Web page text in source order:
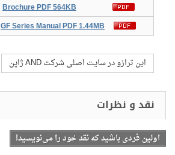
Brochure PDF 564KB
GF Series Manual PDF 1.44MB
این ترازو در سایت اصلی شرکت AND ژاپن
اولین فردی باشید که نقد خود را می‌نویسید!